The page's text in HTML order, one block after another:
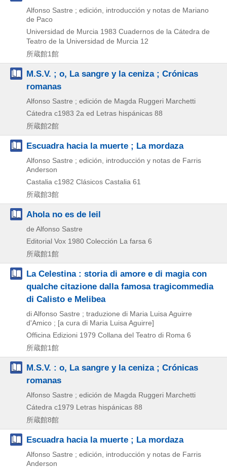
Alfonso Sastre ; edición, introducción y notas de Mariano
de Paco
Universidad de Murcia 1983 Cuadernos de la Cátedra de
Teatro de la Universidad de Murcia 12
所蔵館1館
M.S.V. ; o, La sangre y la ceniza ; Crónicas
romanas
Alfonso Sastre ; edición de Magda Ruggeri Marchetti
Cátedra c1983 2a ed Letras hispánicas 88
所蔵館2館
Escuadra hacia la muerte ; La mordaza
Alfonso Sastre ; edición, introducción y notas de Farris
Anderson
Castalia c1982 Clásicos Castalia 61
所蔵館3館
Ahola no es de leil
de Alfonso Sastre
Editorial Vox 1980 Colección La farsa 6
所蔵館1館
La Celestina : storia di amore e di magia con
qualche citazione dalla famosa tragicommedia
di Calisto e Melibea
di Alfonso Sastre ; traduzione di Maria Luisa Aguirre
d'Amico ; [a cura di Maria Luisa Aguirre]
Officina Edizioni 1979 Collana del Teatro di Roma 6
所蔵館1館
M.S.V. : o, La sangre y la ceniza ; Crónicas
romanas
Alfonso Sastre ; edición de Magda Ruggeri Marchetti
Cátedra c1979 Letras hispánicas 88
所蔵館8館
Escuadra hacia la muerte ; La mordaza
Alfonso Sastre ; edición, introducción y notas de Farris
Anderson